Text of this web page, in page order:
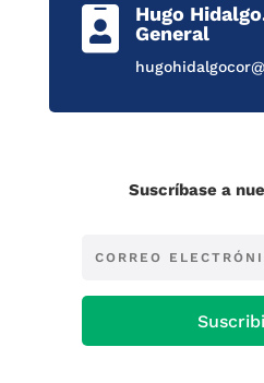

Hugo
General
Suscríbase a